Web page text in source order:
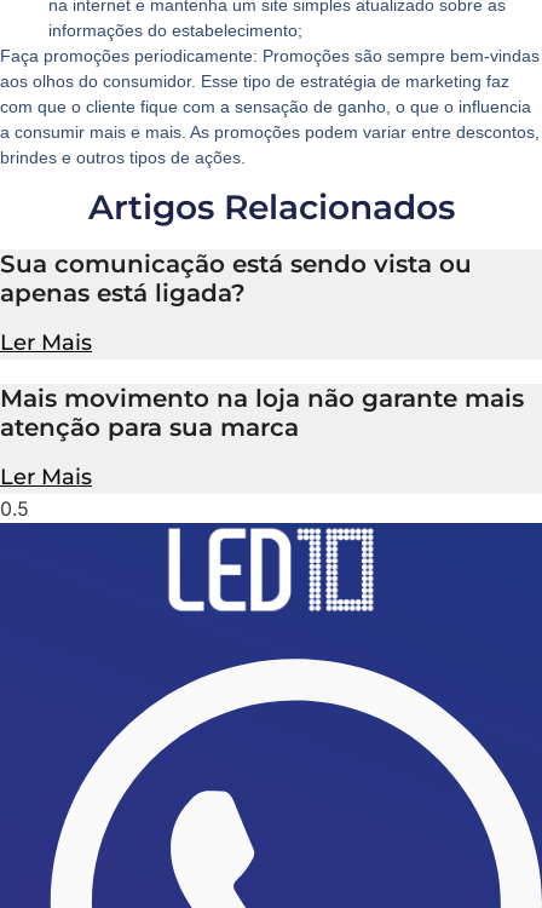
na internet e mantenha um site simples atualizado sobre as
informações do estabelecimento;
Faça promoções periodicamente: Promoções são sempre bem-vindas
aos olhos do consumidor. Esse tipo de estratégia de marketing faz
com que o cliente fique com a sensação de ganho, o que o influencia
a consumir mais e mais. As promoções podem variar entre descontos,
brindes e outros tipos de ações.
Artigos Relacionados
Sua comunicação está sendo vista ou
apenas está ligada?
Ler Mais
Mais movimento na loja não garante mais
atenção para sua marca
Ler Mais